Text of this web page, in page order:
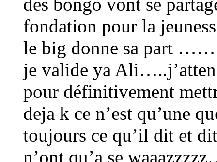
des bongo vont se
fondation pour la
le big donne sa part …….
je valide ya
pour définitivement
deja k ce n’est qu’une
toujours ce qu’il dit et
n’ont qu’a se